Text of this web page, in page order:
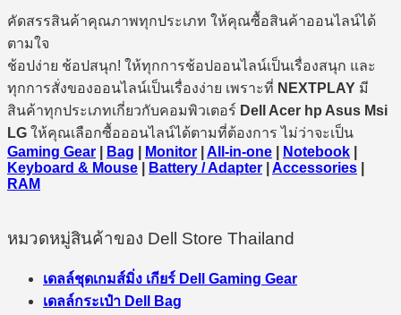
คัดสรรสินค้าคุณภาพทุกประเภท ให้คุณซื้อสินค้าออนไลน์ได้
ตามใจ
ช้อปง่าย ช้อปสนุก! ให้ทุกการช้อปออนไลน์เป็นเรื่องสนุก และ
ทุกการสั่งของออนไลน์เป็นเรื่องง่าย เพราะที่ NEXTPLAY มี
สินค้าทุกประเภทเกี่ยวกับคอมพิวเตอร์ Dell Acer hp Asus Msi
LG ให้คุณเลือกซื้อออนไลน์ได้ตามที่ต้องการ ไม่ว่าจะเป็น
Gaming Gear
Bag Monitor All-in-one Notebook
Keyboard & Mouse
Battery / Adapter Accessories
RAM
หมวดหมู่สินค้าของ Dell Store Thailand
เดลล์ชุดเกมส์มิ่ง เกียร์ Dell Gaming Gear
เดลล์กระเป๋า Dell Bag